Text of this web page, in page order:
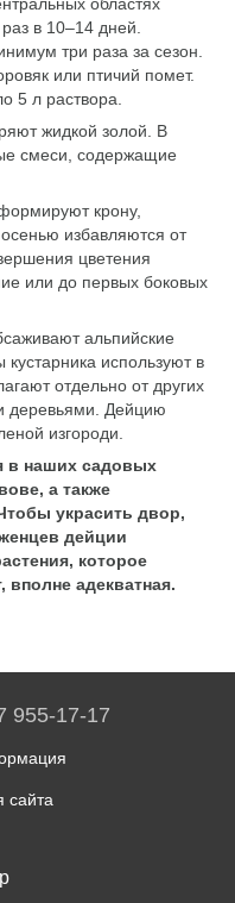
областях
в 10–14 дней.
три раза за сезон.
или птичий помет.
5 л раствора.
жидкой золой. В
смеси, содержащие
крону,
избавляются от
цветения
или до первых боковых
альпийские
используют в
отдельно от других
деревьями. Дейцию
изгороди.
в наших садовых
а также
украсить двор,
дейции
которое
адекватная.
955-17-17
сайта